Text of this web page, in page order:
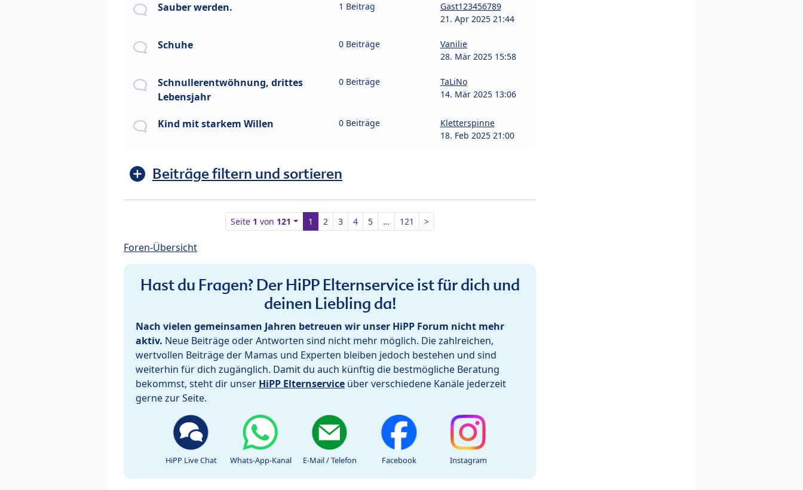
Sauber werden. 1 Beitrag
Gast123456789
21. Apr 2025 21:44
Schuhe 0 Beiträge
Vanilie
28. Mär 2025 15:58
Schnullerentwöhnung, drittes
Lebensjahr
0 Beiträge
TaLiNo
14. Mär 2025 13:06
Kind mit starkem Willen 0 Beiträge
Kletterspinne
18. Feb 2025 21:00
Beiträge filtern und sortieren
Seite 1 von 121 1 2 3 4 5 … 121 >
Foren-Übersicht
Hast du Fragen? Der HiPP Elternservice ist für dich und
deinen Liebling da!
Nach vielen gemeinsamen Jahren betreuen wir unser HiPP Forum nicht mehr
aktiv. Neue Beiträge oder Antworten sind nicht mehr möglich. Die zahlreichen,
wertvollen Beiträge der Mamas und Experten bleiben jedoch bestehen und sind
weiterhin für dich zugänglich. Damit du auch künftig die bestmögliche Beratung
bekommst, steht dir unser HiPP Elternservice über verschiedene Kanäle jederzeit
gerne zur Seite.
HiPP Live Chat Whats-App-Kanal E-Mail / Telefon Facebook Instagram